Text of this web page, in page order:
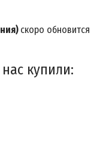
скоро обновится
купили: